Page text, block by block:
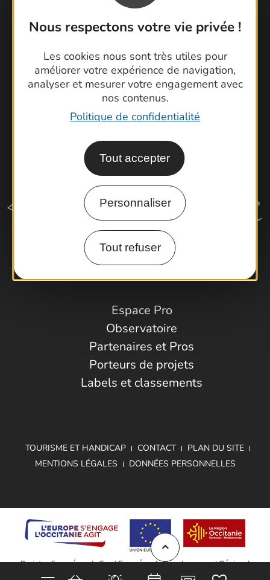
Nous respectons votre vie privée !
Les cookies nous sont très utiles pour
améliorer votre expérience de navigation,
analyser et mesurer votre engagement avec
nos contenus.
Politique de confidentialité
Tout accepter
Personnaliser
Tout refuser
Foire aux questions
Brochures
Latitude Gard
Comment venir ?
Espace Pro
Observatoire
Partenaires et Pros
Porteurs de projets
Labels et classements
TOURISME ET HANDICAP CONTACT
PLAN DU SITE
MENTIONS LÉGALES
DONNÉES PERSONNELLES
Projet cofinancé par le Fond Européen de Développement Régional